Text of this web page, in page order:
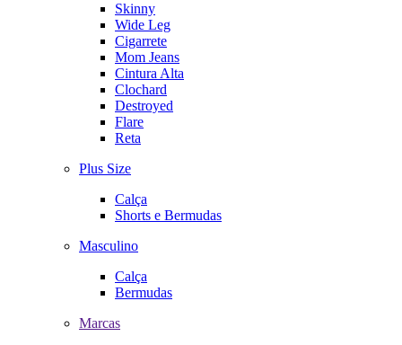
Skinny
Wide Leg
Cigarrete
Mom Jeans
Cintura Alta
Clochard
Destroyed
Flare
Reta
Plus Size
Calça
Shorts e Bermudas
Masculino
Calça
Bermudas
Marcas